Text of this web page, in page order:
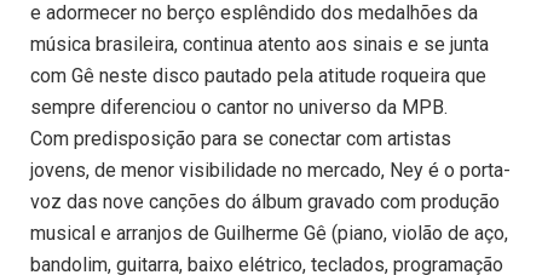
e adormecer no berço esplêndido dos medalhões da
música brasileira, continua atento aos sinais e se junta
com Gê neste disco pautado pela atitude roqueira que
sempre diferenciou o cantor no universo da MPB.
Com predisposição para se conectar com artistas
jovens, de menor visibilidade no mercado, Ney é o porta-
voz das nove canções do álbum gravado com produção
musical e arranjos de Guilherme Gê (piano, violão de aço,
bandolim, guitarra, baixo elétrico, teclados, programação